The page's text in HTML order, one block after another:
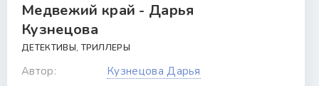
Медвежий край - Дарья
Кузнецова
ДЕТЕКТИВЫ, ТРИЛЛЕРЫ
Автор:
Кузнецова Дарья